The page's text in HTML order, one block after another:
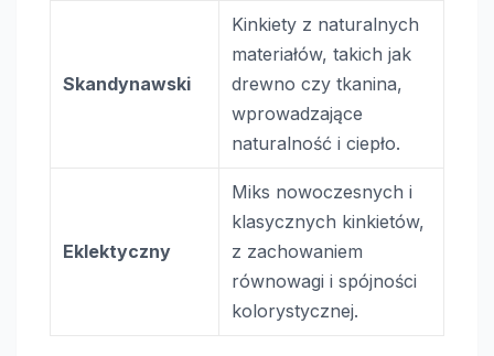
Skandynawski
Kinkiety z naturalnych
materiałów, takich jak
drewno czy tkanina,
wprowadzające
naturalność i ciepło.
Eklektyczny
Miks nowoczesnych i
klasycznych kinkietów,
z zachowaniem
równowagi i spójności
kolorystycznej.